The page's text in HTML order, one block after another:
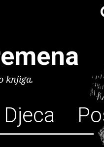
knjiga.
Djeca